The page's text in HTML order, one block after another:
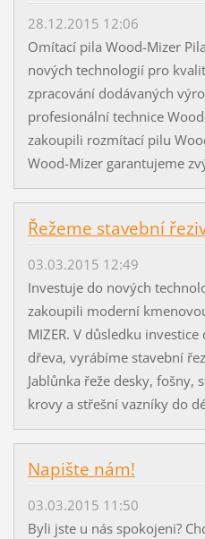
28.12.2015 12:06
Omítací pila Wood-Mizer
nových technologií pro
zpracování dodávaných
profesionální technice
zakoupili rozmítací pilu
Wood-Mizer garantujeme
Řežeme stavební
03.03.2015 12:49
Investuje do nových
zakoupili moderní
MIZER. V důsledku
dřeva, vyrábíme stavební
Jablůnka řeže desky, fošny,
krovy a střešní vazníky do
Napište nám!
03.03.2015 11:50
Byli jste u nás spokojeni?